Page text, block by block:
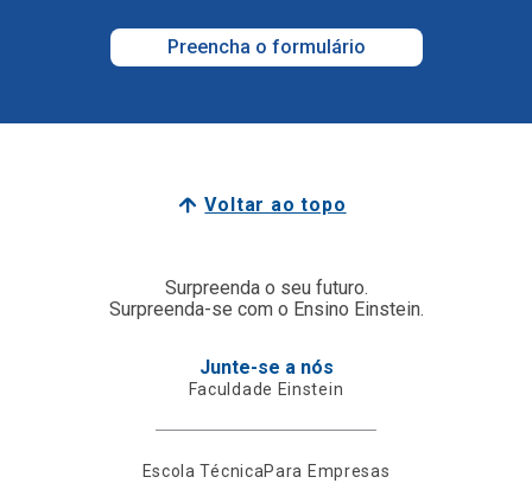
Preencha o formulário
Voltar ao topo
Surpreenda o seu futuro.
Surpreenda-se com o Ensino Einstein.
Junte-se a nós
Faculdade Einstein
Escola TécnicaPara Empresas